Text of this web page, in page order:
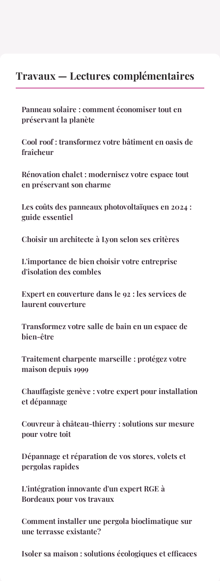
Travaux — Lectures complémentaires
Panneau solaire : comment économiser tout en
préservant la planète
Cool roof : transformez votre bâtiment en oasis de
fraîcheur
Rénovation chalet : modernisez votre espace tout
en préservant son charme
Les coûts des panneaux photovoltaïques en 2024 :
guide essentiel
Choisir un architecte à Lyon selon ses critères
L'importance de bien choisir votre entreprise
d'isolation des combles
Expert en couverture dans le 92 : les services de
laurent couverture
Transformez votre salle de bain en un espace de
bien-être
Traitement charpente marseille : protégez votre
maison depuis 1999
Chauffagiste genève : votre expert pour installation
et dépannage
Couvreur à château-thierry : solutions sur mesure
pour votre toit
Dépannage et réparation de vos stores, volets et
pergolas rapides
L'intégration innovante d'un expert RGE à
Bordeaux pour vos travaux
Comment installer une pergola bioclimatique sur
une terrasse existante?
Isoler sa maison : solutions écologiques et efficaces